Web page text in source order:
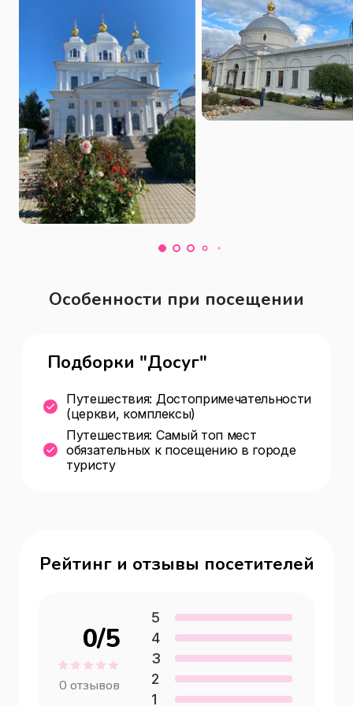
Валентины Терешковой.
Особенности при посещении
Подборки "Досуг"
Путешествия: Достопримечательности
(церкви, комплексы)
Путешествия: Самый топ мест
обязательных к посещению в городе
туристу
Рейтинг и отзывы посетителей
0/5
0 отзывов
5
4
3
2
1